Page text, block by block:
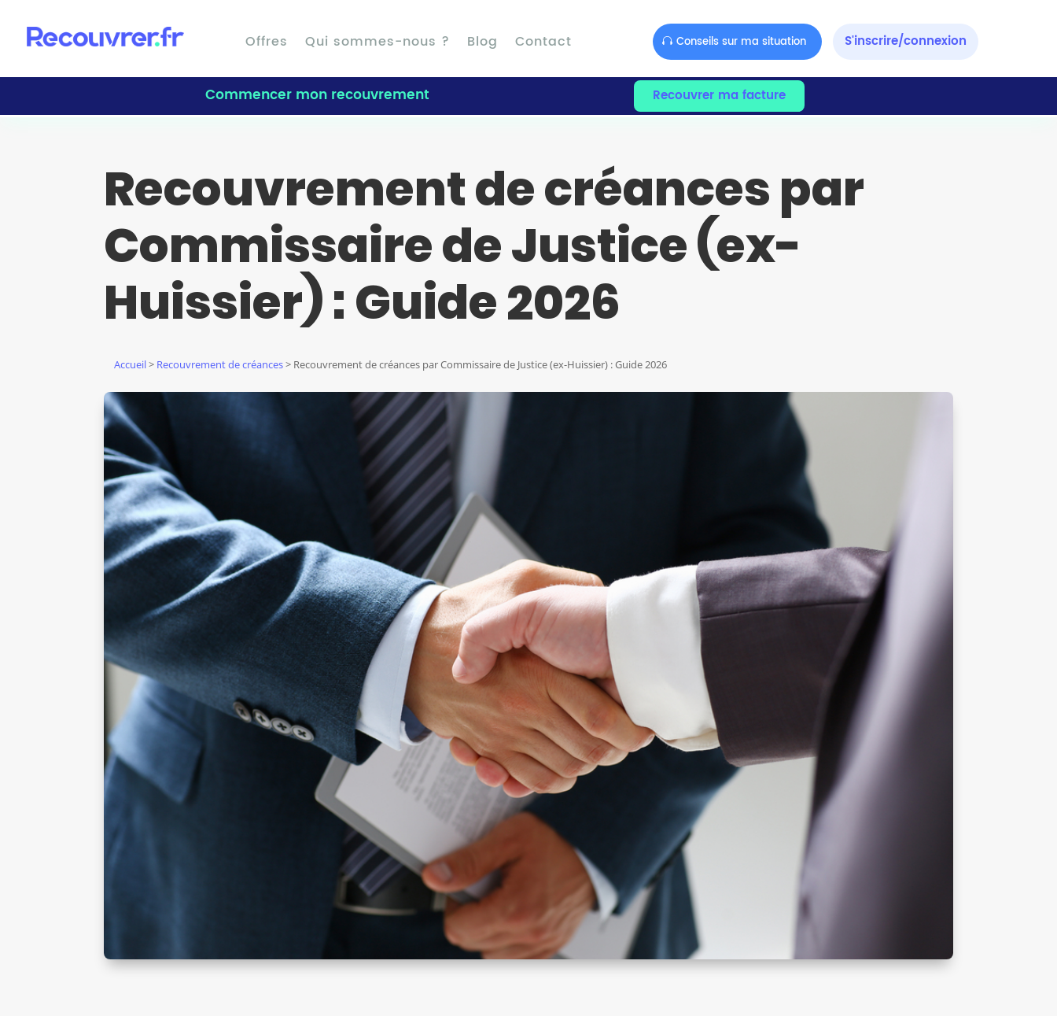
Offres Qui sommes-nous ? Blog Contact Conseils sur ma situation S'inscrire/connexion
Commencer mon recouvrement Recouvrer ma facture
Recouvrement de créances par
Commissaire de Justice (ex-
Huissier) : Guide 2026
Accueil> Recouvrement de créances> Recouvrement de créances par Commissaire de Justice (ex-Huissier) : Guide 2026